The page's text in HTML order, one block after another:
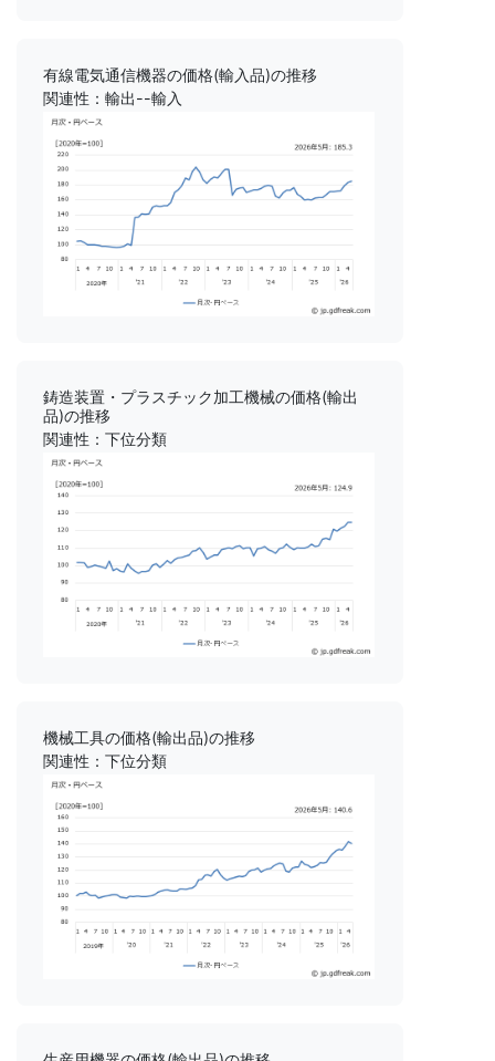
有線電気通信機器の価格(輸入品)の推移
関連性：輸出--輸入
鋳造装置・プラスチック加工機械の価格(輸出
品)の推移
関連性：下位分類
機械工具の価格(輸出品)の推移
関連性：下位分類